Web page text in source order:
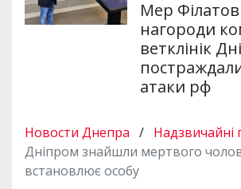
Мер
нагороди
ветклінік
атаки рф
Новости Днепра / Надзвичайні
Дніпром знайшли мертвого
встановлює особу